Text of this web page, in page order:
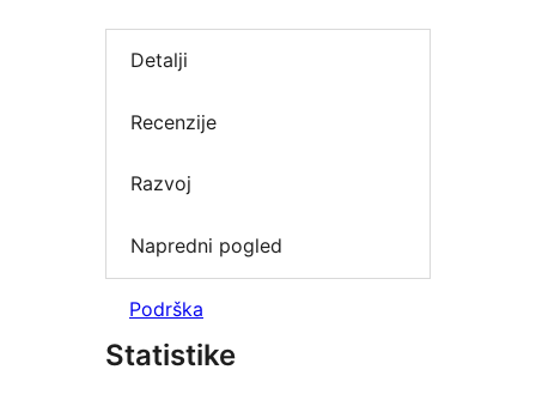
Detalji
Recenzije
Razvoj
Napredni pogled
Podrška
Statistike